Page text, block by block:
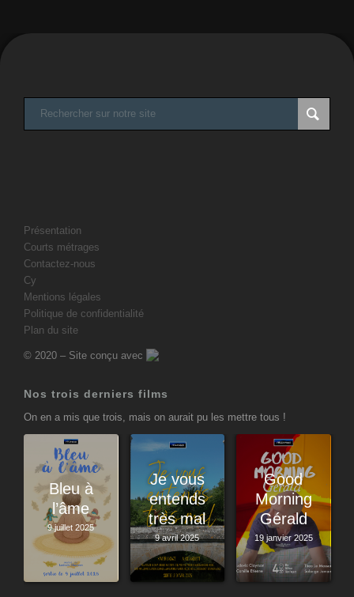
Présentation
Courts métrages
Contactez-nous
Cy
Mentions légales
Politique de confidentialité
Plan du site
© 2020 – Site conçu avec
Nos trois derniers films
On en a mis que trois, mais on aurait pu les mettre tous !
Bleu à
l’âme
9 juillet 2025
Je vous
entends
très mal
9 avril 2025
Good
Morning
Gérald
19 janvier 2025